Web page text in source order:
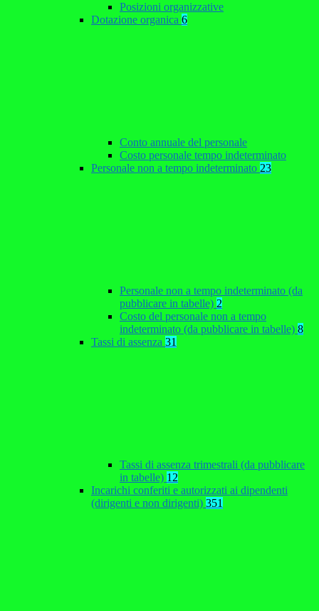
Posizioni organizzative
Dotazione organica 6
Conto annuale del personale
Costo personale tempo indeterminato
Personale non a tempo indeterminato 23
Personale non a tempo indeterminato (da
pubblicare in tabelle) 2
Costo del personale non a tempo
indeterminato (da pubblicare in tabelle) 8
Tassi di assenza 31
Tassi di assenza trimestrali (da pubblicare
in tabelle) 12
Incarichi conferiti e autorizzati ai dipendenti
(dirigenti e non dirigenti) 351